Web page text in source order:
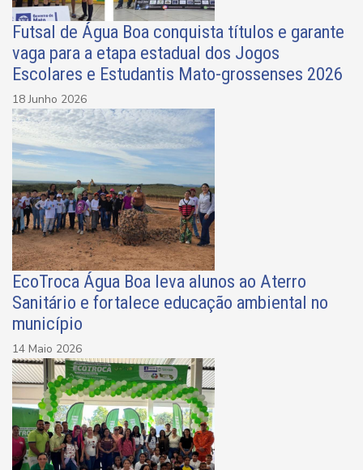
Futsal de Água Boa conquista títulos e garante
vaga para a etapa estadual dos Jogos
Escolares e Estudantis Mato-grossenses 2026
18 Junho 2026
EcoTroca Água Boa leva alunos ao Aterro
Sanitário e fortalece educação ambiental no
município
14 Maio 2026